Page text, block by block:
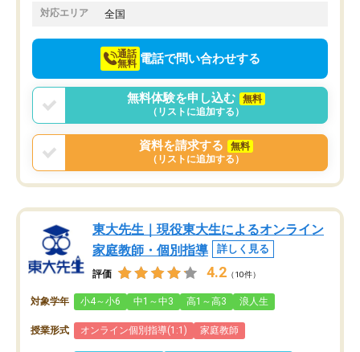
でお願いしました。来年の高校受験に
対応エリア 全国
通話
無料 電話で問い合わせする
無料体験を申し込む
無料
（リストに追加する）
資料を請求する
無料
（リストに追加する）
東大先生｜現役東大生によるオンライン
家庭教師・個別指導
詳しく見る
評価 4.2 （10件）
対象学年 小4～小6 中1～中3 高1～高3 浪人生
授業形式 オンライン個別指導(1:1) 家庭教師